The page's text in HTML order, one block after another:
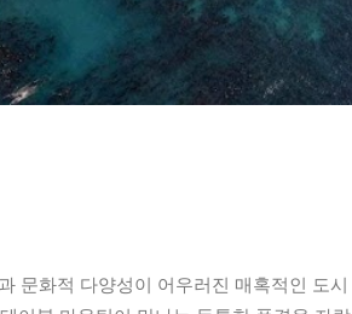
문화적 다양성이 어우러진 매혹적인 도시